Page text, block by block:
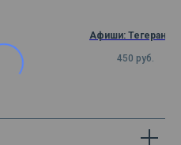
Афиши: Тегеран-43
450 руб.